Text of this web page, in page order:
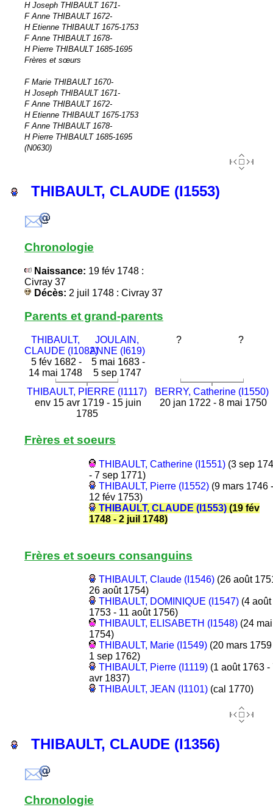
H Joseph THIBAULT 1671-
F Anne THIBAULT 1672-
H Etienne THIBAULT 1675-1753
F Anne THIBAULT 1678-
H Pierre THIBAULT 1685-1695
Frères et sœurs
F Marie THIBAULT 1670-
H Joseph THIBAULT 1671-
F Anne THIBAULT 1672-
H Etienne THIBAULT 1675-1753
F Anne THIBAULT 1678-
H Pierre THIBAULT 1685-1695
(N0630)
THIBAULT, CLAUDE (I1553)
Chronologie
Naissance: 19 fév 1748 :
Civray 37
Décès: 2 juil 1748 : Civray 37
Parents et grand-parents
THIBAULT,
CLAUDE (I1082)
5 fév 1682 -
14 mai 1748
JOULAIN,
ANNE (I619)
5 mai 1683 -
5 sep 1747
? ?
THIBAULT, PIERRE (I1117)
env 15 avr 1719 - 15 juin
1785
BERRY, Catherine (I1550)
20 jan 1722 - 8 mai 1750
Frères et soeurs
THIBAULT, Catherine (I1551)(3 sep
- 7 sep 1771)
THIBAULT, Pierre (I1552)(9 mars 1746 -
12 fév 1753)
THIBAULT, CLAUDE (I1553)(19 fév
1748 - 2 juil 1748)
Frères et soeurs consanguins
THIBAULT, Claude (I1546)(26 août
26 août 1754)
THIBAULT, DOMINIQUE (I1547)(4 août
1753 - 11 août 1756)
THIBAULT, ELISABETH (I1548)(24 mai
1754)
THIBAULT, Marie (I1549)(20 mars 1759
1 sep 1762)
THIBAULT, Pierre (I1119)(1 août 1763 -
avr 1837)
THIBAULT, JEAN (I1101)(cal 1770)
THIBAULT, CLAUDE (I1356)
Chronologie